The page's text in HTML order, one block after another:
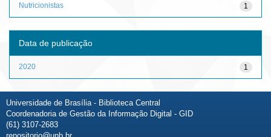
1
Nutricionistas
Data de publicação
1
2020
Universidade de Brasília - Biblioteca Central
Coordenadoria de Gestão da Informação Digital - GID
(61) 3107-2683
repositorio@unb.br